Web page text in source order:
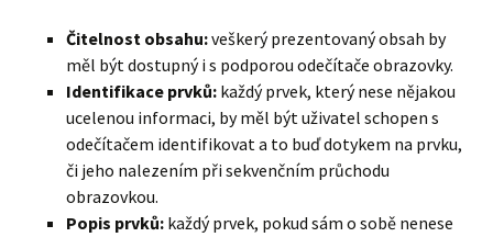
Čitelnost obsahu:veškerý prezentovaný obsah by
měl být dostupný i s podporou odečítače obrazovky.
Identifikace prvků: každý prvek, který nese nějakou
ucelenou informaci, by měl být uživatel schopen s
odečítačem identifikovat a to buď dotykem na prvku,
či jeho nalezením při sekvenčním průchodu
obrazovkou.
Popis prvků: každý prvek, pokud sám o sobě nenese